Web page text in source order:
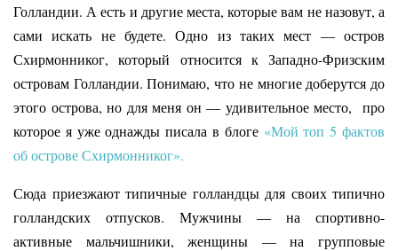
Голландии. А есть и другие места, которые вам не назовут, а
сами искать не будете. Одно из таких мест — остров
Схирмонниког, который относится к Западно-Фризским
островам Голландии. Понимаю, что не многие доберутся до
этого острова, но для меня он — удивительное место, про
которое я уже однажды писала в блоге «Мой топ 5 фактов
об острове Схирмонниког».
Сюда приезжают типичные голландцы для своих типично
голландских отпусков. Мужчины — на спортивно-
активные мальчишники, женщины — на групповые